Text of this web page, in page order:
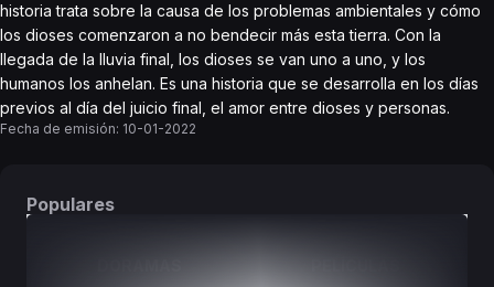
historia trata sobre la causa de los problemas ambientales y cómo
los dioses comenzaron a no bendecir más esta tierra. Con la
llegada de la lluvia final, los dioses se van uno a uno, y los
humanos los anhelan. Es una historia que se desarrolla en los días
previos al día del juicio final, el amor entre dioses y personas.
Fecha de emisión: 10-01-2022
Populares